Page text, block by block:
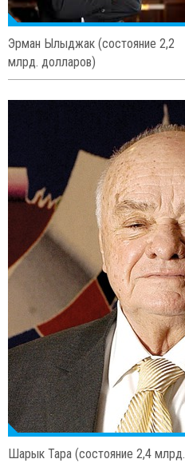
Эрман Ылыджак (состояние 2,2
млрд. долларов)
Шарык Тара (состояние 2,4 млрд.